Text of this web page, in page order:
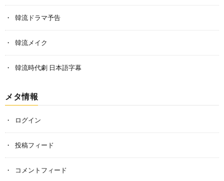
韓流ドラマ予告
韓流メイク
韓流時代劇 日本語字幕
メタ情報
ログイン
投稿フィード
コメントフィード